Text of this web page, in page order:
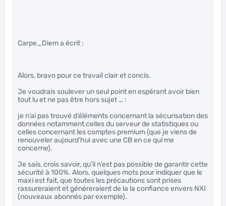
Carpe_Diem a écrit :
Alors, bravo pour ce travail clair et concis.
Je voudrais soulever un seul point en espérant avoir bien
tout lu et ne pas être hors sujet … :
je n’ai pas trouvé d’éléments concernant la sécurisation des
données notamment celles du serveur de statistiques ou
celles concernant les comptes premium (que je viens de
renouveler aujourd’hui avec une CB en ce qui me
concerne).
Je sais, crois savoir, qu’il n’est pas possible de garantir cette
sécurité à 100%. Alors, quelques mots pour indiquer que le
maxi est fait, que toutes les précautions sont prises
rassureraient et généreraient de la la confiance envers NXI
(nouveaux abonnés par exemple).